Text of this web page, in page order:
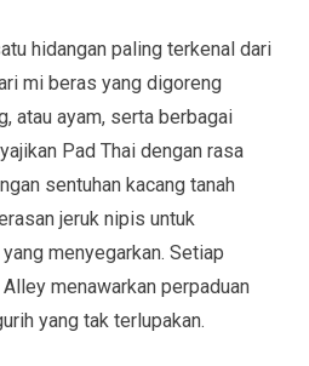
hidangan paling terkenal dari
mi beras yang digoreng
atau ayam, serta berbagai
Pad Thai dengan rasa
sentuhan kacang tanah
jeruk nipis untuk
menyegarkan. Setiap
menawarkan perpaduan
yang tak terlupakan.